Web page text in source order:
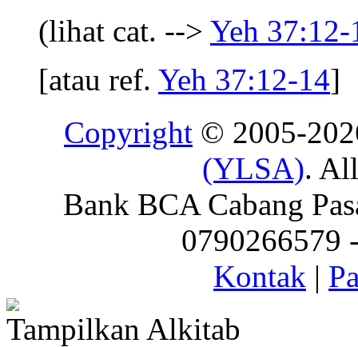
(lihat cat. --> Yeh 37:12-
[atau ref. Yeh 37:12-14]
Copyright © 2005-
(YLSA).
Bank BCA Cabang
0790266579
Kontak |
Tampilkan Alkitab